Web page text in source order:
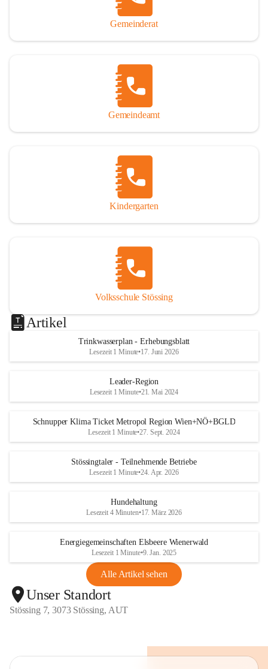
Gemeinderat
Gemeindeamt
Kindergarten
Volksschule Stössing
Artikel
Trinkwasserplan - Erhebungsblatt
Lesezeit 1 Minute•17. Juni 2026
Leader-Region
Lesezeit 1 Minute•21. Mai 2024
Schnupper Klima Ticket Metropol Region Wien+NÖ+BGLD
Lesezeit 1 Minute•27. Sept. 2024
Stössingtaler - Teilnehmende Betriebe
Lesezeit 1 Minute•24. Apr. 2026
Hundehaltung
Lesezeit 4 Minuten•17. März 2026
Energiegemeinschaften Elsbeere Wienerwald
Lesezeit 1 Minute•9. Jan. 2025
Alle Artikel sehen
Unser Standort
Stössing 7, 3073 Stössing, AUT